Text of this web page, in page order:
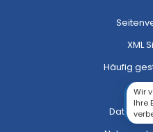
XML
Häufig
Wir
Ihre